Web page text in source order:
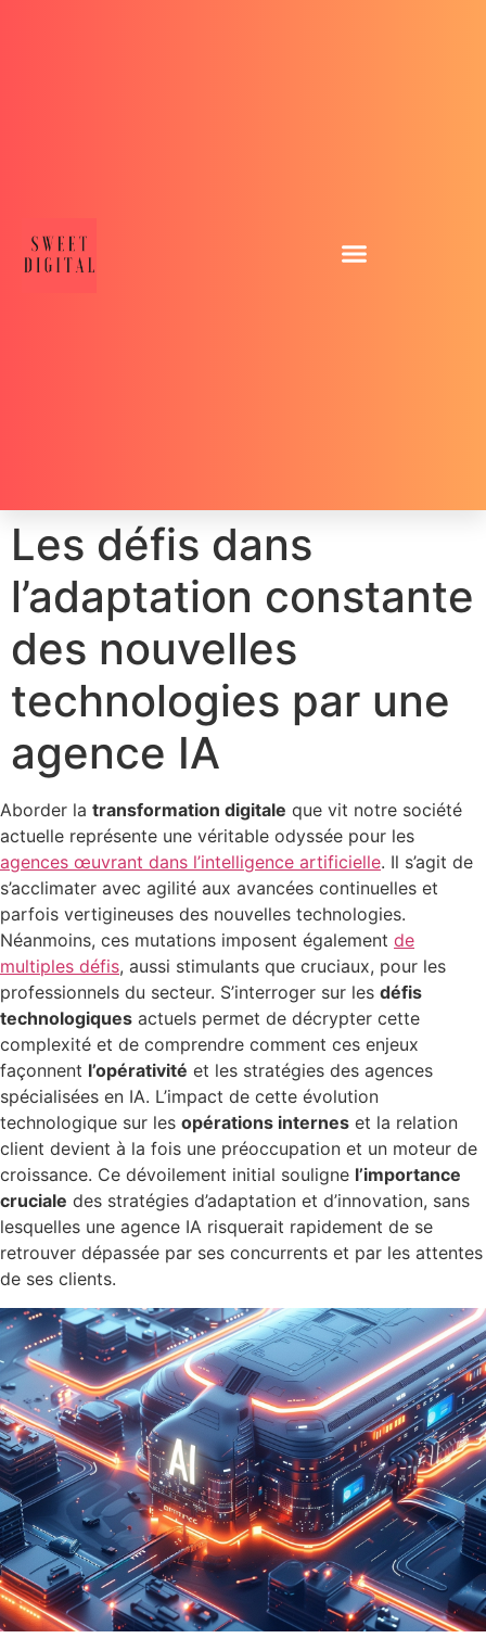
Les défis dans
l’adaptation constante
des nouvelles
technologies par une
agence IA
Aborder la transformation digitale que vit notre société
actuelle représente une véritable odyssée pour les
agences œuvrant dans l’intelligence artificielle. Il s’agit de
s’acclimater avec agilité aux avancées continuelles et
parfois vertigineuses des nouvelles technologies.
Néanmoins, ces mutations imposent également de
multiples défis, aussi stimulants que cruciaux, pour les
professionnels du secteur. S’interroger sur les défis
technologiques actuels permet de décrypter cette
complexité et de comprendre comment ces enjeux
façonnent l’opérativité et les stratégies des agences
spécialisées en IA. L’impact de cette évolution
technologique sur les opérations internes et la relation
client devient à la fois une préoccupation et un moteur de
croissance. Ce dévoilement initial souligne l’importance
cruciale des stratégies d’adaptation et d’innovation, sans
lesquelles une agence IA risquerait rapidement de se
retrouver dépassée par ses concurrents et par les attentes
de ses clients.